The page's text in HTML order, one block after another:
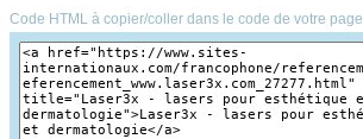
Code HTML à copier/coller dans le code de votre page